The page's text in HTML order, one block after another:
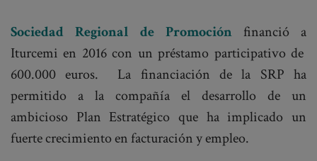
Sociedad Regional de Promoción financió a
Iturcemi en 2016 con un préstamo participativo de
600.000 euros. La financiación de la SRP ha
permitido a la compañía el desarrollo de un
ambicioso Plan Estratégico que ha implicado un
fuerte crecimiento en facturación y empleo.